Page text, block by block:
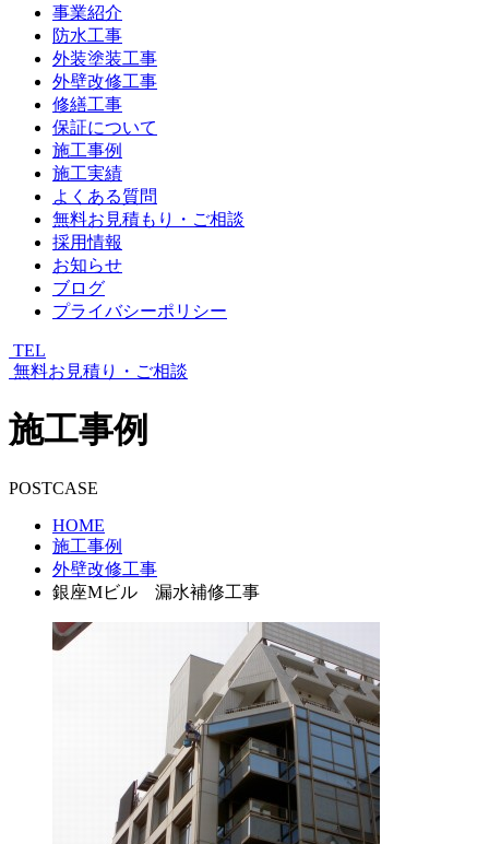
事業紹介
防水工事
外装塗装工事
外壁改修工事
修繕工事
保証について
施工事例
施工実績
よくある質問
無料お見積もり・ご相談
採用情報
お知らせ
ブログ
プライバシーポリシー
TEL
無料お見積り・ご相談
施工事例
POSTCASE
HOME
施工事例
外壁改修工事
銀座Mビル 漏水補修工事